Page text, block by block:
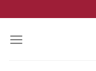
to
content